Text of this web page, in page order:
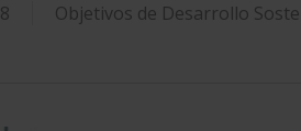
Objetivos de Desarrollo